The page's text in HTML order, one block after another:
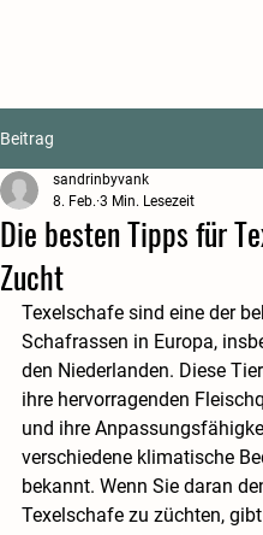
Beitrag
Die besten Tipps für
Zucht
sandrinbyvank
8. Feb. 3 Min. Lesezeit
Texelschafe sind eine der
Schafrassen in Europa,
den Niederlanden. Diese
ihre hervorragenden
und ihre
verschiedene klimatische
bekannt. Wenn Sie daran
Texelschafe zu züchten,